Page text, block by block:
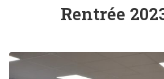
Rentrée